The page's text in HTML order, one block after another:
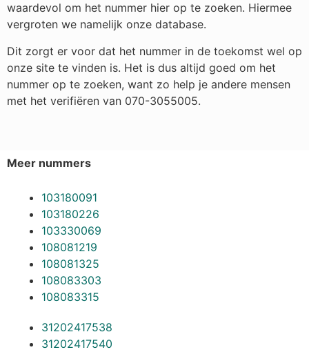
waardevol om het nummer hier op te zoeken. Hiermee
vergroten we namelijk onze database.
Dit zorgt er voor dat het nummer in de toekomst wel op
onze site te vinden is. Het is dus altijd goed om het
nummer op te zoeken, want zo help je andere mensen
met het verifiëren van 070-3055005.
Meer nummers
103180091
103180226
103330069
108081219
108081325
108083303
108083315
31202417538
31202417540